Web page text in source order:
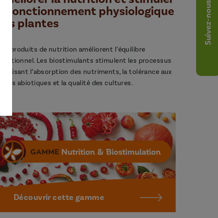
le fonctionnement physiologique
des plantes
Nos produits de nutrition améliorent l’équilibre
nutritionnel. Les biostimulants stimulent les processus
l’absorption des nutriments, la tolérance aux
stress abiotiques et la qualité des cultures.
Découvrir cette gamme
Suivez-nous